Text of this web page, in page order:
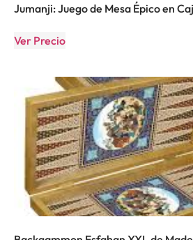
Jumanji: Juego de Mesa Épico en
Ver Precio